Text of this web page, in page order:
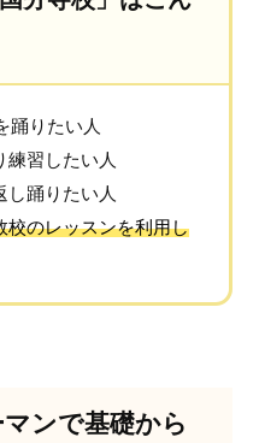
踊りたい人
練習したい人
し踊りたい人
校のレッスンを利用し
マンで基礎から